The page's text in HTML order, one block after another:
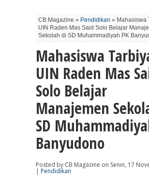
CB Magazine » Pendidikan » Mahasiswa
UIN Raden Mas Said Solo Belajar
Sekolah di SD Muhammadiyah PK
Mahasiswa
UIN Raden Mas
Solo Belajar
Manajemen
SD
Banyudono
Posted by CB Magazine on Senin, 17
| Pendidikan